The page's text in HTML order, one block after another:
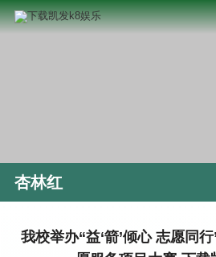
杏林红
我校举办“益‘箭’倾心 志愿同